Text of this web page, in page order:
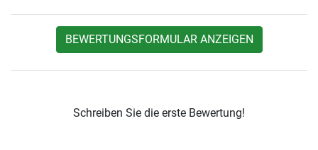
BEWERTUNGSFORMULAR ANZEIGEN
Schreiben Sie die erste Bewertung!